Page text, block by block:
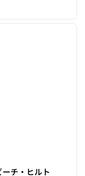
1/12
次の
ーチ・ヒルト